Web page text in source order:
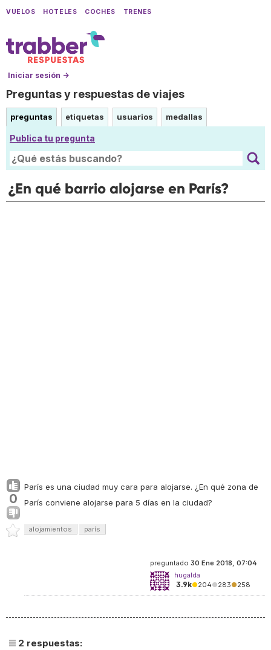
VUELOS HOTELES COCHES TRENES
Iniciar sesión →
Preguntas y respuestas de viajes
preguntas etiquetas usuarios medallas
Publica tu pregunta
¿En qué barrio alojarse en París?
0
París es una ciudad muy cara para alojarse. ¿En qué zona de
París conviene alojarse para 5 días en la ciudad?
alojamientos parís
preguntado 30 Ene 2018, 07:04
hugalda
3.9k●204●283●258
2 respuestas: